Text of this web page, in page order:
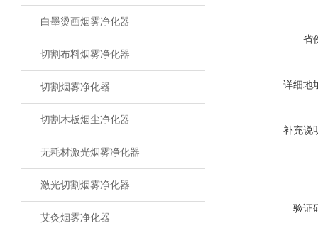
白墨烫画烟雾净化器
切割布料烟雾净化器
切割烟雾净化器
切割木板烟尘净化器
无耗材激光烟雾净化器
激光切割烟雾净化器
艾灸烟雾净化器
省
详细地
补充说
验证